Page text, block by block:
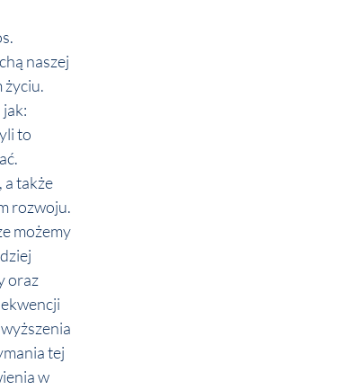
naszej
życiu.
to
także
rozwoju.
możemy
oraz
tej
w